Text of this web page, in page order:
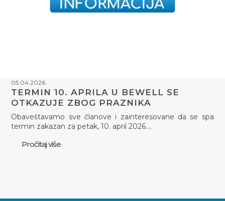
05.04.2026.
TERMIN 10. APRILA U BEWELL SE
OTKAZUJE ZBOG PRAZNIKA
Obaveštavamo sve članove i zainteresovane da se spa
termin zakazan za petak, 10. april 2026.…
Pročitaj više